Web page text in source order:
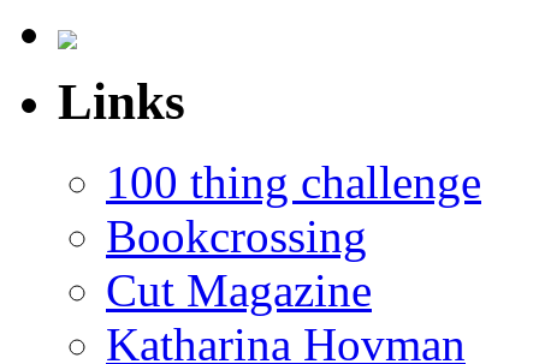
Links
100 thing challenge
Bookcrossing
Cut Magazine
Katharina Hovman